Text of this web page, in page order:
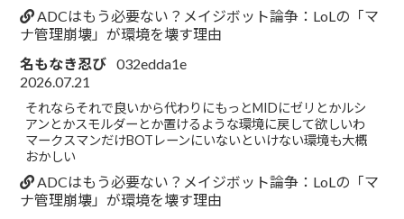
ADCはもう必要ない？メイジボット論争：LoLの「マ
ナ管理崩壊」が環境を壊す理由
名もなき忍び 032edda1e
2026.07.21
それならそれで良いから代わりにもっとMIDにゼリとかルシ
アンとかスモルダーとか置けるような環境に戻して欲しいわ
マークスマンだけBOTレーンにいないといけない環境も大概
おかしい
ADCはもう必要ない？メイジボット論争：LoLの「マ
ナ管理崩壊」が環境を壊す理由